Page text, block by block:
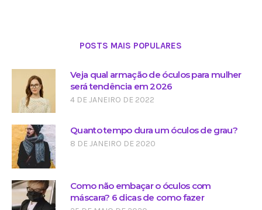
POSTS MAIS POPULARES
Veja qual armação de óculos para mulher
será tendência em 2026
4 DE JANEIRO DE 2022
Quanto tempo dura um óculos de grau?
8 DE JANEIRO DE 2020
Como não embaçar o óculos com
máscara? 6 dicas de como fazer